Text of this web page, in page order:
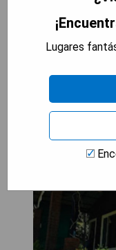
Lugares